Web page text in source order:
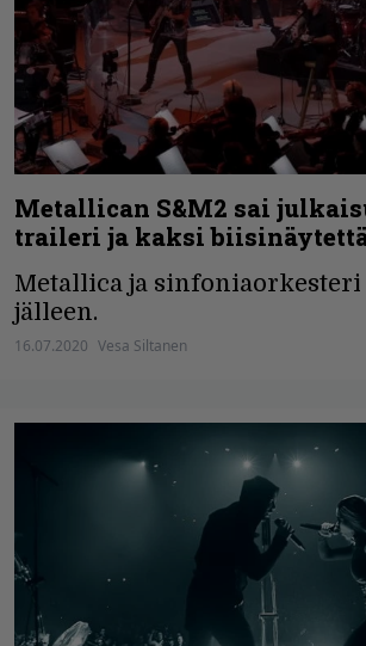
Metallican S&M2 sai
traileri ja kaksi
Metallica ja
jälleen.
16.07.2020 Vesa Siltanen